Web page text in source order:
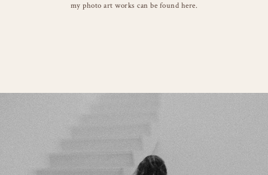
my photo art works can be found here.